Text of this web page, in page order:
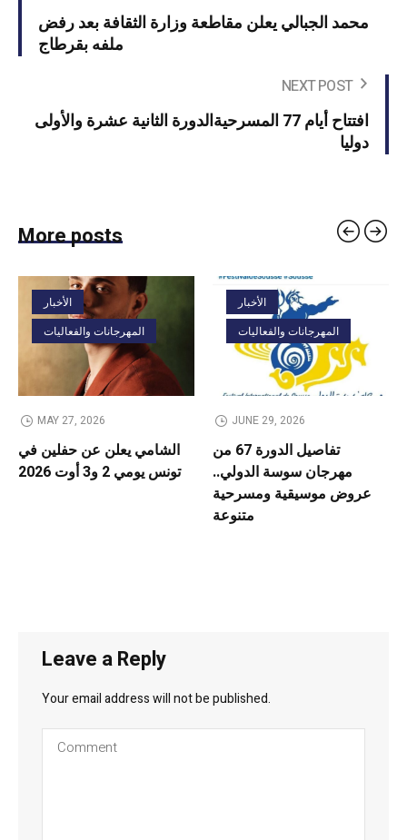
محمد الجبالي يعلن مقاطعة وزارة الثقافة بعد رفض
ملفه بقرطاج
NEXT POST
افتتاح أيام 77 المسرحيةالدورة الثانية عشرة والأولى
دوليا
More posts
الأخبار
المهرجانات والفعاليات
MAY 27, 2026
الشامي يعلن عن حفلين في
تونس يومي 2 و3 أوت 2026
الأخبار
المهرجانات والفعاليات
JUNE 29, 2026
تفاصيل الدورة 67 من
مهرجان سوسة الدولي..
عروض موسيقية ومسرحية
متنوعة
Leave a Reply
Your email address will not be published.